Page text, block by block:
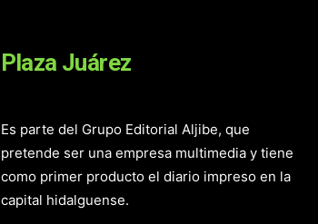
Plaza Juárez
Es parte del Grupo Editorial Aljibe, que
pretende ser una empresa multimedia y tiene
como primer producto el diario impreso en la
capital hidalguense.